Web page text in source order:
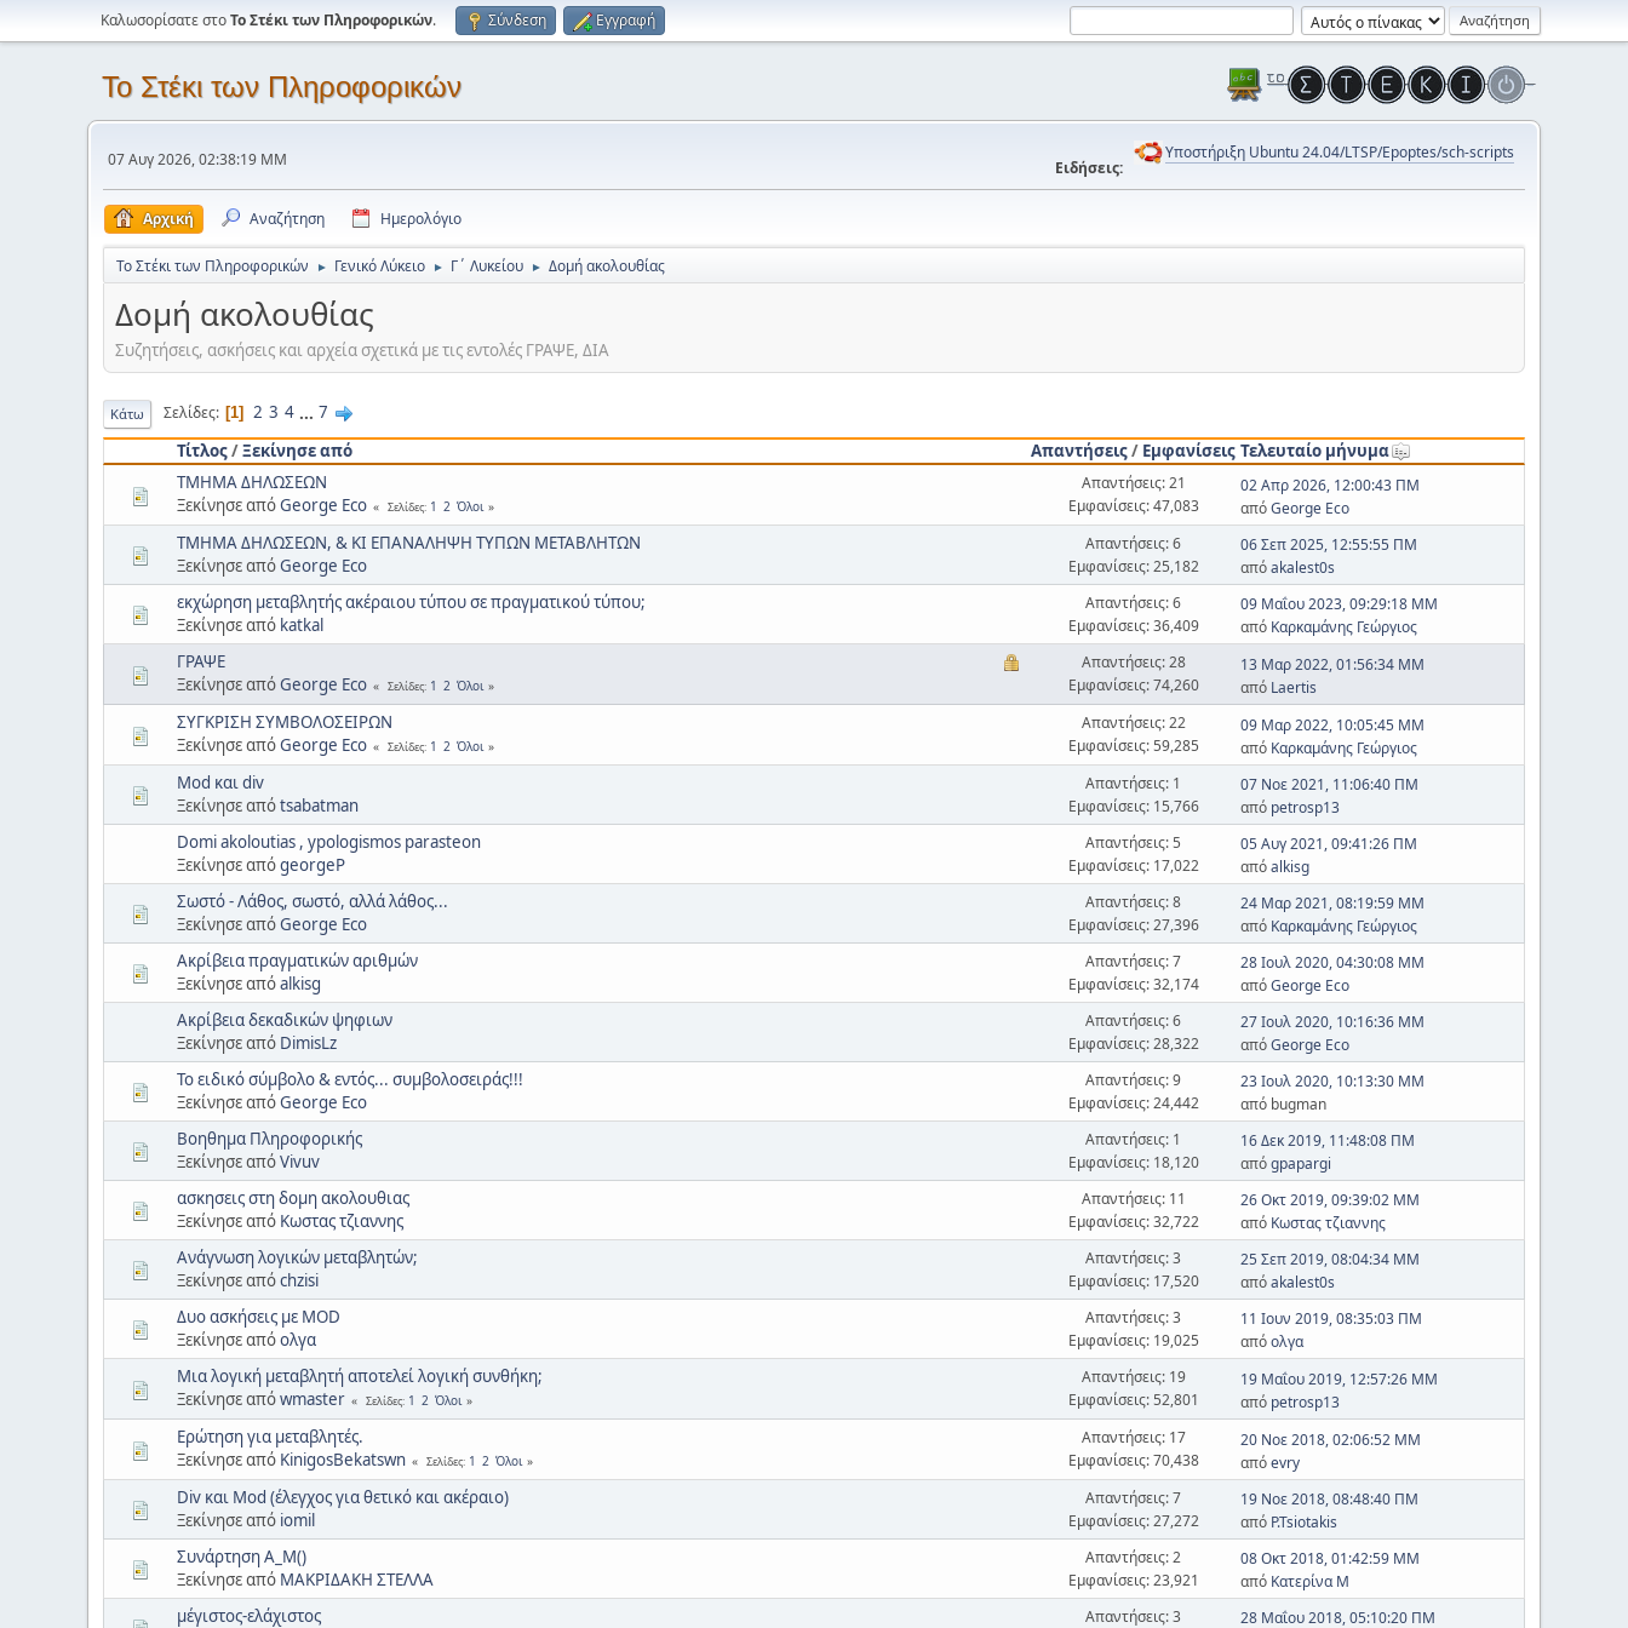
Καλωσορίσατε στοΤο Στέκι των Πληροφορικών. Σύνδεση Εγγραφή
Το Στέκι των Πληροφορικών
07 Αυγ 2026, 02:38:19 ΜΜ Ειδήσεις:
Υποστήριξη Ubuntu 24.04/LTSP/Epoptes/sch-scripts
Αρχική Αναζήτηση Ημερολόγιο
Το Στέκι των Πληροφορικών ► Γενικό Λύκειο ► Γ΄ Λυκείου ► Δομή ακολουθίας
Δομή ακολουθίας
Συζητήσεις, ασκήσεις και αρχεία σχετικά με τις εντολές ΓΡΑΨΕ, ΔΙΑ
Κάτω Σελίδες 1 2 3 4 ... 7
Τίτλος/Ξεκίνησε από Απαντήσεις/ Εμφανίσεις Τελευταίο μήνυμα
ΤΜΗΜΑ ΔΗΛΩΣΕΩΝ
Ξεκίνησε απόGeorge Eco Σελίδες 1 2 Όλοι
Απαντήσεις: 21
Εμφανίσεις: 47,083
02 Απρ 2026, 12:00:43 ΠΜ
απόGeorge Eco
ΤΜΗΜΑ ΔΗΛΩΣΕΩΝ, & ΚΙ ΕΠΑΝΑΛΗΨΗ ΤΥΠΩΝ ΜΕΤΑΒΛΗΤΩΝ
Ξεκίνησε απόGeorge Eco
Απαντήσεις: 6
Εμφανίσεις: 25,182
06 Σεπ 2025, 12:55:55 ΠΜ
απόakalest0s
εκχώρηση μεταβλητής ακέραιου τύπου σε πραγματικού τύπου;
Ξεκίνησε από katkal
Απαντήσεις: 6
Εμφανίσεις: 36,409
09 Μαΐου 2023, 09:29:18 ΜΜ
από Καρκαμάνης Γεώργιος
ΓΡΑΨΕ
Ξεκίνησε απόGeorge Eco Σελίδες 1 2 Όλοι
Απαντήσεις: 28
Εμφανίσεις: 74,260
13 Μαρ 2022, 01:56:34 ΜΜ
από Laertis
ΣΥΓΚΡΙΣΗ ΣΥΜΒΟΛΟΣΕΙΡΩΝ
Ξεκίνησε απόGeorge Eco Σελίδες 1 2 Όλοι
Απαντήσεις: 22
Εμφανίσεις: 59,285
09 Μαρ 2022, 10:05:45 ΜΜ
από Καρκαμάνης Γεώργιος
Mod και div
Ξεκίνησε απόtsabatman
Απαντήσεις: 1
Εμφανίσεις: 15,766
07 Νοε 2021, 11:06:40 ΠΜ
από petrosp13
Domi akoloutias , ypologismos parasteon
Ξεκίνησε απόgeorgeP
Απαντήσεις: 5
Εμφανίσεις: 17,022
05 Αυγ 2021, 09:41:26 ΠΜ
απόalkisg
Σωστό - Λάθος, σωστό, αλλά λάθος...
Ξεκίνησε απόGeorge Eco
Απαντήσεις: 8
Εμφανίσεις: 27,396
24 Μαρ 2021, 08:19:59 ΜΜ
από Καρκαμάνης Γεώργιος
Ακρίβεια πραγματικών αριθμών
Ξεκίνησε απόalkisg
Απαντήσεις: 7
Εμφανίσεις: 32,174
28 Ιουλ 2020, 04:30:08 ΜΜ
απόGeorge Eco
Ακρίβεια δεκαδικών ψηφιων
Ξεκίνησε από DimisLz
Απαντήσεις: 6
Εμφανίσεις: 28,322
27 Ιουλ 2020, 10:16:36 ΜΜ
απόGeorge Eco
Το ειδικό σύμβολο & εντός... συμβολοσειράς!!!
Ξεκίνησε απόGeorge Eco
Απαντήσεις: 9
Εμφανίσεις: 24,442
23 Ιουλ 2020, 10:13:30 ΜΜ
από bugman
Βοηθημα Πληροφορικής
Ξεκίνησε απόVivuv
Απαντήσεις: 1
Εμφανίσεις: 18,120
16 Δεκ 2019, 11:48:08 ΠΜ
απόgpapargi
ασκησεις στη δομη ακολουθιας
Ξεκίνησε από Κωστας τζιαννης
Απαντήσεις: 11
Εμφανίσεις: 32,722
26 Οκτ 2019, 09:39:02 ΜΜ
από Κωστας τζιαννης
Ανάγνωση λογικών μεταβλητών;
Ξεκίνησε απόchzisi
Απαντήσεις: 3
Εμφανίσεις: 17,520
25 Σεπ 2019, 08:04:34 ΜΜ
απόakalest0s
Δυο ασκήσεις με MOD
Ξεκίνησε απόολγα
Απαντήσεις: 3
Εμφανίσεις: 19,025
11 Ιουν 2019, 08:35:03 ΠΜ
απόολγα
Μια λογική μεταβλητή αποτελεί λογική συνθήκη;
Ξεκίνησε απόwmaster Σελίδες 1 2 Όλοι
Απαντήσεις: 19
Εμφανίσεις: 52,801
19 Μαΐου 2019, 12:57:26 ΜΜ
από petrosp13
Ερώτηση για μεταβλητές.
Ξεκίνησε από KinigosBekatswn Σελίδες 1 2 Όλοι
Απαντήσεις: 17
Εμφανίσεις: 70,438
20 Νοε 2018, 02:06:52 ΜΜ
απόevry
Div και Mod (έλεγχος για θετικό και ακέραιο)
Ξεκίνησε από iomil
Απαντήσεις: 7
Εμφανίσεις: 27,272
19 Νοε 2018, 08:48:40 ΠΜ
από P.Tsiotakis
Συνάρτηση Α_Μ()
Ξεκίνησε από ΜΑΚΡΙΔΑΚΗ ΣΤΕΛΛΑ
Απαντήσεις: 2
Εμφανίσεις: 23,921
08 Οκτ 2018, 01:42:59 ΜΜ
από Κατερίνα Μ
μέγιστος-ελάχιστος
Απαντήσεις: 3 28 Μαΐου 2018, 05:10:20 ΠΜ